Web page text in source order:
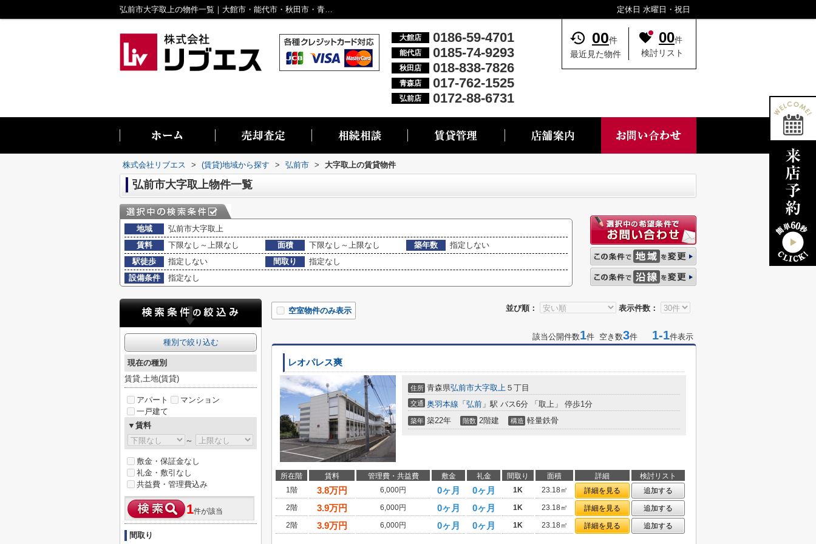
弘前市大字取上の物件一覧｜大館市・能代市・秋田市・青森市・弘前市の不動産情報なら株式会社リブエス 定休日 水曜日・祝日
大館店 0186-59-4701
能代店 0185-74-9293
秋田店 018-838-7826
青森店 017-762-1525
弘前店 0172-88-6731
00件
最近見た物件
00件
検討リスト
株式会社リブエス > (賃貸)地域から探す > 弘前市 > 大字取上の賃貸物件
弘前市大字取上物件一覧
地域
弘前市大字取上
賃料
下限なし～上限なし 面積 下限なし～上限なし 築年数
指定しない
駅徒歩
指定しない 間取り
指定なし
設備条件
指定なし
並び順： 表示件数：
空室物件のみ表示
該当公開件数1件 空き数3件 1-1件表示
レオパレス爽
住所 青森県弘前市大字取上 ５丁目
交通 奥羽本線 「 弘前 」駅 バス6分 「取上」 停歩1分
築年 築22年 階数 2階建 構造 軽量鉄骨
所在階 賃料 管理費・共益費 敷金 礼金 間取り 面積 詳細
検討リスト
1階
3.8万円 6,000円 0ヶ月 0ヶ月 1K 23.18㎡ 詳細を見る
追加する
2階
3.9万円 6,000円 0ヶ月 0ヶ月 1K 23.18㎡ 詳細を見る
追加する
2階
3.9万円 6,000円 0ヶ月 0ヶ月 1K 23.18㎡ 詳細を見る 追加する
種別で絞り込む
現在の種別
賃貸,土地(賃貸)
アパート
マンション
一戸建て
▼賃料
～
敷金・保証金なし
礼金・敷引なし
共益費・管理費込み
1件が該当
間取り